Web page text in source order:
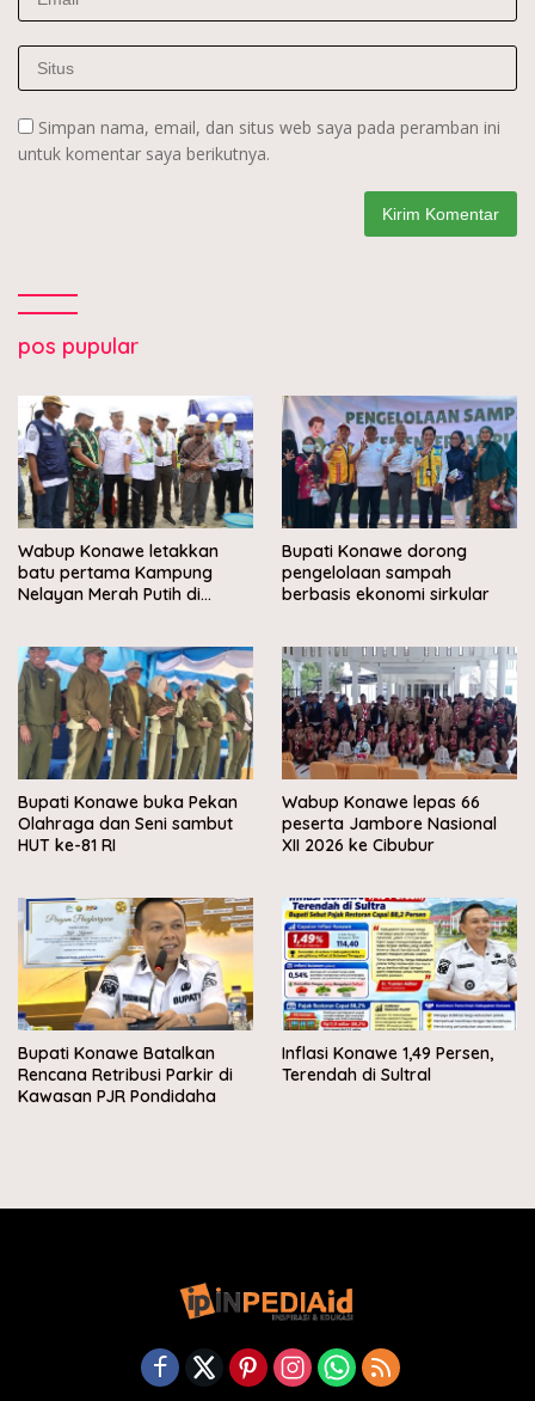
Simpan nama, email, dan situs web saya pada peramban ini
untuk komentar saya berikutnya.
pos pupular
Wabup Konawe letakkan
batu pertama Kampung
Nelayan Merah Putih di
Bupati Konawe dorong
pengelolaan sampah
berbasis ekonomi sirkular
Bupati Konawe buka Pekan
Olahraga dan Seni sambut
HUT ke-81 RI
Wabup Konawe lepas 66
peserta Jambore Nasional
XII 2026 ke Cibubur
Bupati Konawe Batalkan
Rencana Retribusi Parkir di
Kawasan PJR Pondidaha
Inflasi Konawe 1,49 Persen,
Terendah di Sultral